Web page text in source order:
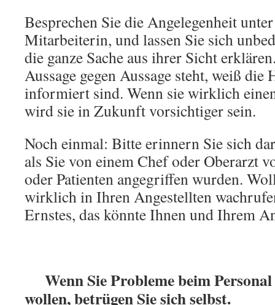
Besprechen Sie die Angelegenheit
Mitarbeiterin, und lassen Sie sich
die ganze Sache aus ihrer Sicht
Aussage gegen Aussage steht, weiß die
informiert sind. Wenn sie wirklich
wird sie in Zukunft vorsichtiger sein.
Noch einmal: Bitte erinnern Sie sich
als Sie von einem Chef oder Oberarzt
oder Patienten angegriffen wurden.
wirklich in Ihren Angestellten
Ernstes, das könnte Ihnen und Ihrem
Wenn Sie Probleme beim
wollen, betrügen Sie sich selbst.